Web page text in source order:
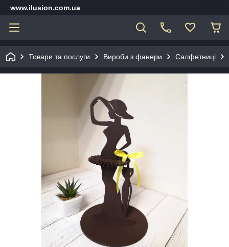
www.ilusion.com.ua
Товари та послуги Вироби з фанери Салфетниці